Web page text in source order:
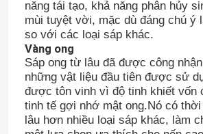
năng tái tạo, khả năng phân hủy
mùi tuyệt vời, mặc dù đáng chú ý
so với các loại sáp khác.
Vàng ong
Sáp ong từ lâu đã được công
những vật liệu đầu tiên được sử
được tôn vinh vì độ tinh khiết vốn
tinh tế gợi nhớ mật ong.Nó có
lâu hơn nhiều loại sáp khác, làm